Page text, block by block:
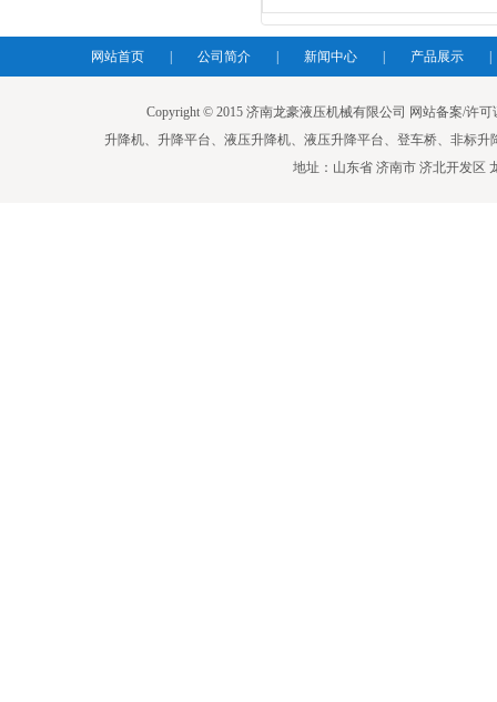
网站首页 公司简介 新闻中心 产品展示
Copyright © 2015 济南龙豪液压机械有限公司 网站备案/许可
升降机、升降平台、液压升降机、液压升降平台、登车桥、非标
地址：山东省 济南市 济北开发区